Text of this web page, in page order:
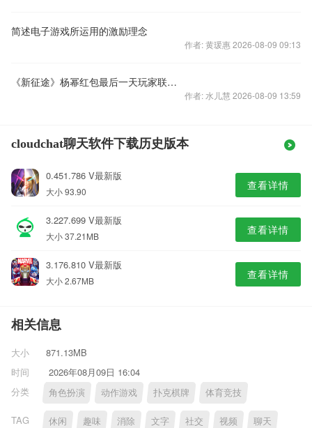
简述电子游戏所运用的激励理念
作者: 黄瑗惠 2026-08-09 09:13
《新征途》杨幂红包最后一天玩家联名呼吁活动延长
作者: 水儿慧 2026-08-09 13:59
cloudchat聊天软件下载历史版本
0.451.786 V最新版
大小 93.90 查看详情
3.227.699 V最新版
大小 37.21MB 查看详情
3.176.810 V最新版
大小 2.67MB 查看详情
相关信息
大小
871.13MB
时间
2026年08月09日 16:04
分类
角色扮演 动作游戏 扑克棋牌 体育竞技
TAG 休闲 趣味 消除 文字 社交 视频 聊天